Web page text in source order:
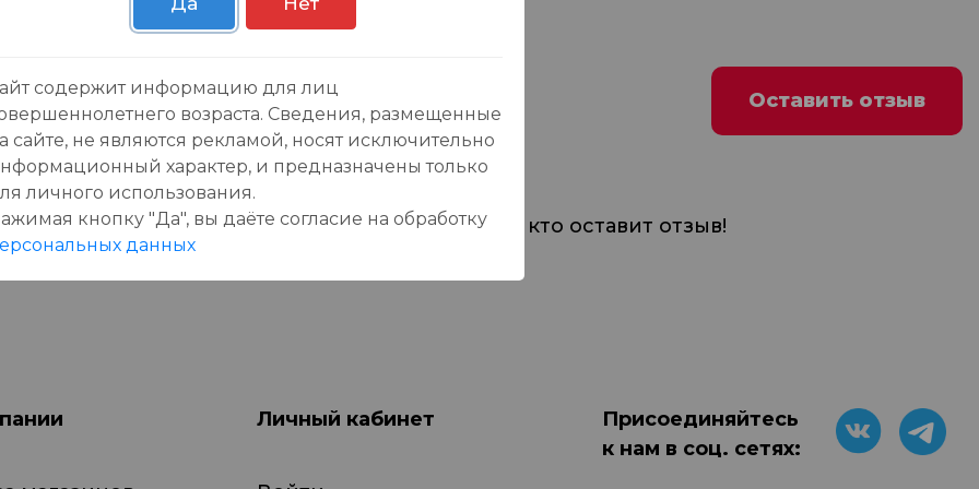
Оставить отзыв
товара еще нет отзывов, будьте первым, кто оставит отзыв!
Личный кабинет
Присоединяйтесь
к нам в соц. сетях:
содержит информацию для лиц
возраста. Сведения, размещенные
сайте, не являются рекламой, носят исключительно
характер, и предназначены только
личного использования.
кнопку "Да", вы даёте cогласие на обработку
данных